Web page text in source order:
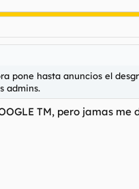
pone hasta anuncios el
admins.
TM, pero jamas